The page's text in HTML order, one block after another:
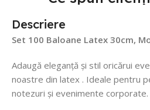
Descriere
Set 100 Baloane Latex 30cm,
Adaugă eleganță și stil oricărui
noastre din latex . Ideale pentru
notezuri și evenimente corporate.